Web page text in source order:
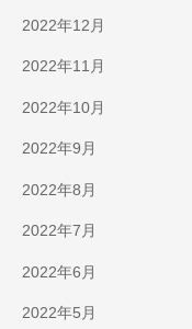
2022年12月
2022年11月
2022年10月
2022年9月
2022年8月
2022年7月
2022年6月
2022年5月